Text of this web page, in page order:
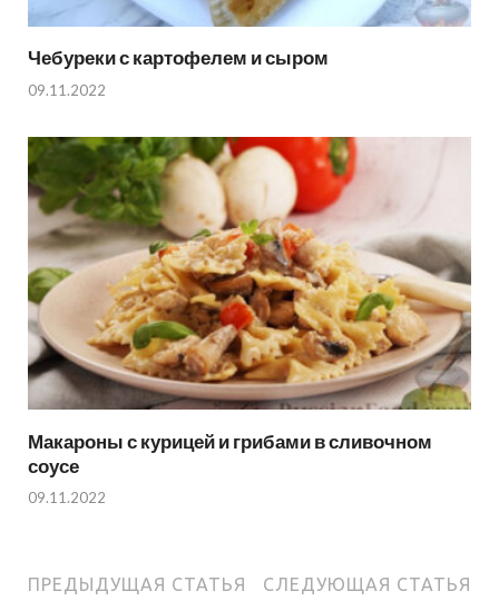
Чебуреки с картофелем и сыром
09.11.2022
Макароны с курицей и грибами в сливочном
соусе
09.11.2022
ПРЕДЫДУЩАЯ СТАТЬЯ СЛЕДУЮЩАЯ СТАТЬЯ